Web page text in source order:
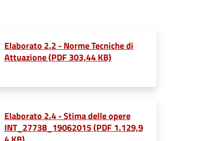
Elaborato 2.2 - Norme Tecniche di
Attuazione (PDF 303,44 KB)
Elaborato 2.4 - Stima delle opere
INT_27738_19062015 (PDF 1.129,9